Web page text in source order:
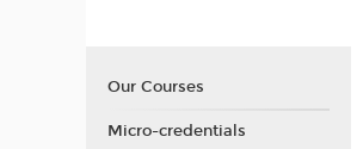
Our Courses
Micro-credentials